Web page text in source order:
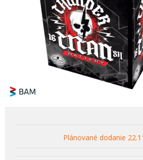
Plánované dodanie